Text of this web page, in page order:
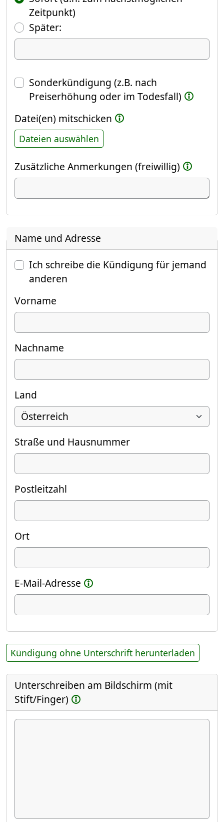
Zeitpunkt)
Später:(Fokus springt automatisch ins
Datum
Sonderkündigung (z.B. nach
Preiserhöhung oder im Todesfall)
Datei(en) mitschicken
Dateien auswählen
Zusätzliche Anmerkungen (freiwillig)
Name und Adresse
Ich schreibe die Kündigung für jemand
anderen
Vorname
Nachname
Land
Straße und Hausnummer
Postleitzahl
Ort
E-Mail-Adresse
Kündigung ohne Unterschrift herunterladen
Unterschreiben am Bildschirm (mit
Stift/Finger)